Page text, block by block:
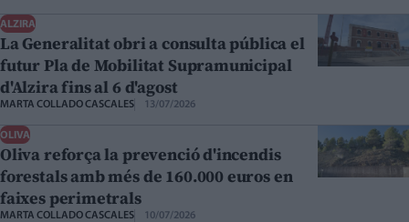
ALZIRA
La Generalitat obri a consulta pública el
futur Pla de Mobilitat Supramunicipal
d'Alzira fins al 6 d'agost
MARTA COLLADO CASCALES 13/07/2026
OLIVA
Oliva reforça la prevenció d'incendis
forestals amb més de 160.000 euros en
faixes perimetrals
MARTA COLLADO CASCALES 10/07/2026